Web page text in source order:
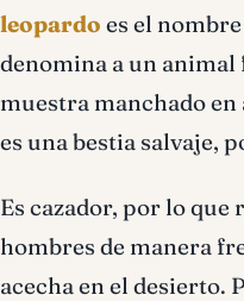
leopardo es el
denomina a un animal
muestra manchado
es una bestia salvaje,
Es cazador, por lo que
hombres de manera
acecha en el desierto.